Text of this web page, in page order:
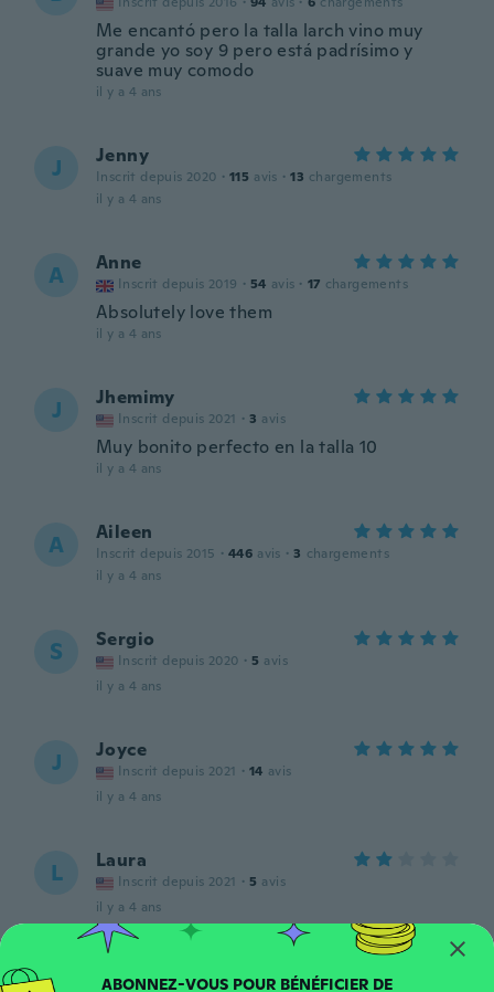
Me encantó pero la talla larch vino muy
grande yo soy 9 pero está padrísimo y
suave muy comodo
il y a 4 ans
J Jenny
Inscrit depuis 2020 · 115 avis · 13 chargements
il y a 4 ans
A Anne
Inscrit depuis 2019 · 54 avis · 17 chargements
Absolutely love them
il y a 4 ans
J Jhemimy
Inscrit depuis 2021 · 3 avis
Muy bonito perfecto en la talla 10
il y a 4 ans
A Aileen
Inscrit depuis 2015 · 446 avis · 3 chargements
il y a 4 ans
S Sergio
Inscrit depuis 2020 · 5 avis
il y a 4 ans
J Joyce
Inscrit depuis 2021 · 14 avis
il y a 4 ans
L Laura
Inscrit depuis 2021 · 5 avis
il y a 4 ans
F